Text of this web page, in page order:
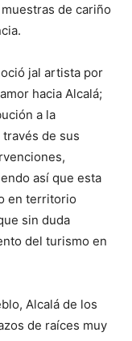
de cariño
jal artista por
hacia Alcalá;
a la
de sus
así que esta
en territorio
sin duda
del turismo en
Alcalá de los
de raíces muy